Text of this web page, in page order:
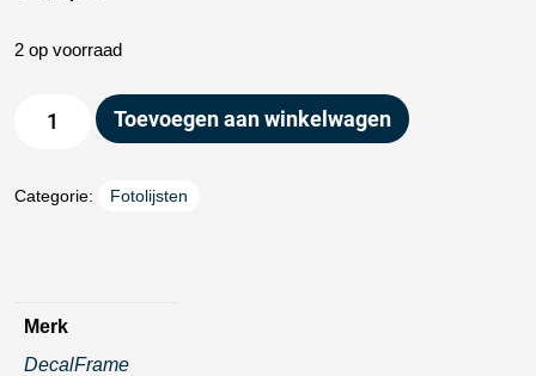
2 op voorraad
Toevoegen aan winkelwagen
Categorie: Fotolijsten
Merk
DecalFrame